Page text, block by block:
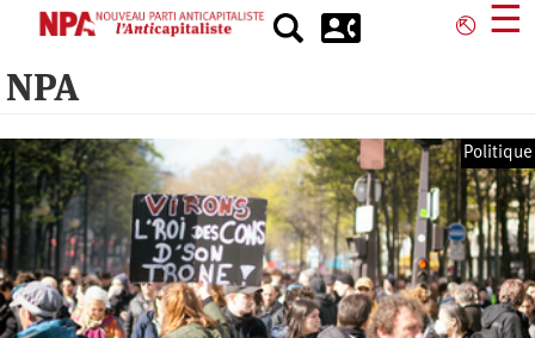
principal
⎋ ☰
NPA
Politique